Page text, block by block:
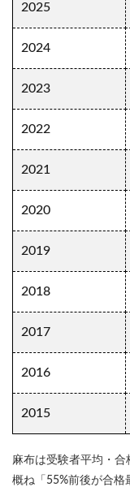
2025
2024
2023
2022
2021
2020
2019
2018
2017
2016
2015
麻布は受験者平均・合
概ね「55%前後が合格